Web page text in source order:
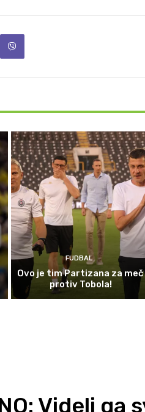
FUDBAL
Ovo je tim Partizana za meč
protiv Tobola!